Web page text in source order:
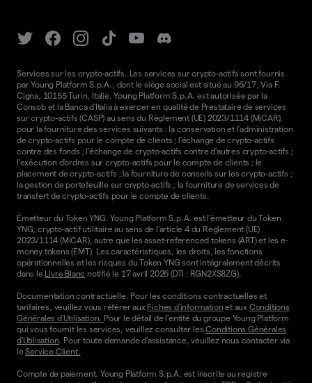
Services sur les crypto-actifs. Les services sur crypto-actifs sont fournis
par Young Platform S.p.A., dont le siège social est situé au 96/17, Via F.
Cigna, 10155 Turin, Italie. Young Platform S.p.A. est autorisée par la
Consob et la Banca d'Italia à exercer en qualité de Prestataire de services
sur crypto-actifs (CASP) au sens du Règlement (UE) 2023/1114 (MiCAR),
pour la fourniture des services suivants : la conservation et l'administration
de crypto-actifs pour le compte de clients ; l'échange de crypto-actifs
contre des fonds ; l'échange de crypto-actifs contre d'autres crypto-actifs ;
l'exécution d'ordres sur crypto-actifs pour le compte de clients ; le
placement de crypto-actifs ; la fourniture de conseils sur les crypto-actifs ;
la gestion de portefeuille sur crypto-actifs ; la fourniture de services de
transfert de crypto-actifs pour le compte de clients.
Émetteur du Token YNG. Young Platform S.p.A. est l'émetteur du Token
YNG, crypto-actif utilitaire au sens de l'article 4 du Règlement (UE)
2023/1114 (MiCAR), autre que les asset-referenced tokens (ART) et les e-
money tokens (EMT). Les caractéristiques, les droits, les fonctions
opérationnelles et les risques du Token YNG sont intégralement décrits
dans le
Livre Blanc notifié le 17 avril 2026 (DTI : RGN2XS8ZG).
Documentation contractuelle. Pour les conditions contractuelles et
tarifaires, veuillez vous référer aux Fiches d'information et aux Conditions
Générales d'Utilisation. Pour le détail de l'entité du groupe Young Platform
qui vous fournit les services, veuillez consulter lesConditions Générales
d'Utilisation. Pour toute demande d'assistance, veuillez nous contacter via
leService Client.
Compte de paiement. Young Platform S.p.A. est inscrite au registre